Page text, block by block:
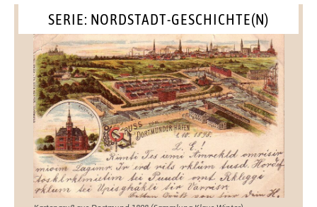
SERIE: NORDSTADT-GESCHICHTE(N)